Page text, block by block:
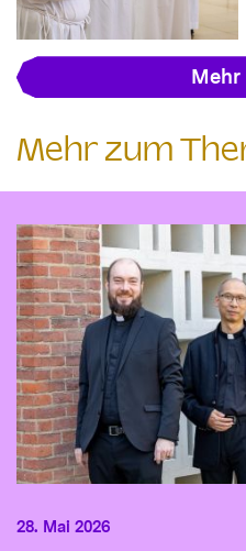
Mehr
Mehr zum
28. Mai 2026